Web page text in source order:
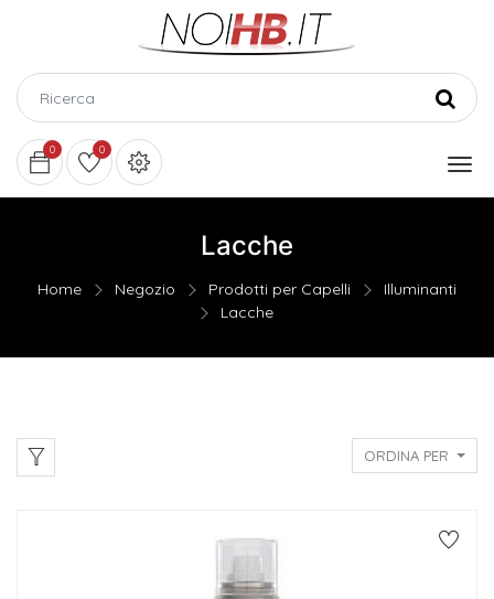
0 0
Lacche
Home Negozio Prodotti per Capelli
Illuminanti
Lacche
ORDINA PER